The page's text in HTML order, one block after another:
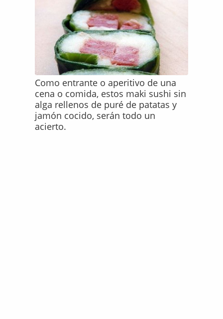
Como entrante o aperitivo de una
cena o comida, estos maki sushi sin
alga rellenos de puré de patatas y
jamón cocido, serán todo un
acierto.